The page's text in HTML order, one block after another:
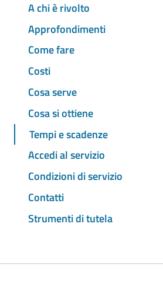
A chi è rivolto
Approfondimenti
Come fare
Costi
Cosa serve
Cosa si ottiene
Tempi e scadenze
Accedi al servizio
Condizioni di servizio
Contatti
Strumenti di tutela